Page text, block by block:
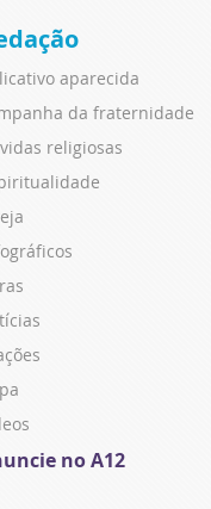
aparecida
da fraternidade
religiosas
no A12